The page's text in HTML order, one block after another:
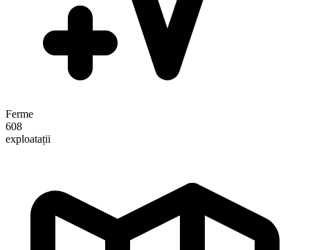
Ferme
608
exploatații